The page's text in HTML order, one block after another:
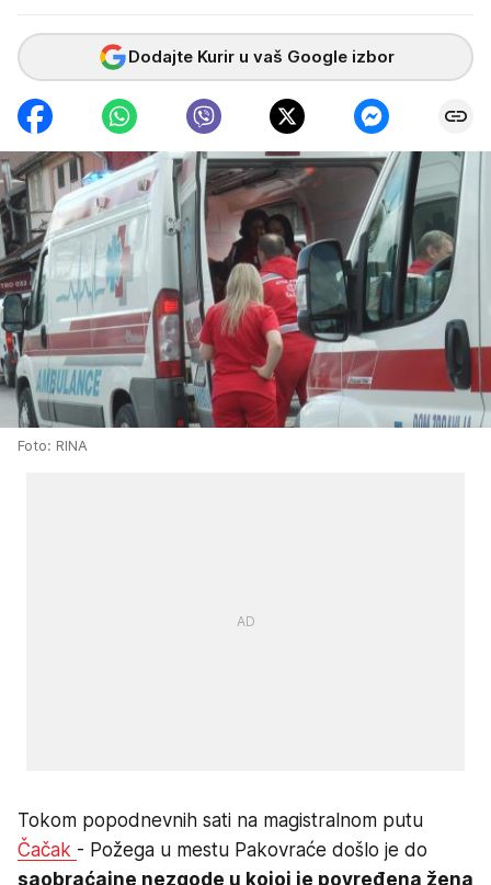
Dodajte Kurir u vaš Google izbor
Foto: RINA
Tokom popodnevnih sati na magistralnom putu
Čačak - Požega u mestu Pakovraće došlo je do
saobraćajne nezgode u kojoj je povređena žena